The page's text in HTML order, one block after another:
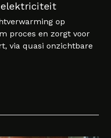
op
proces en zorgt voor
via quasi onzichtbare